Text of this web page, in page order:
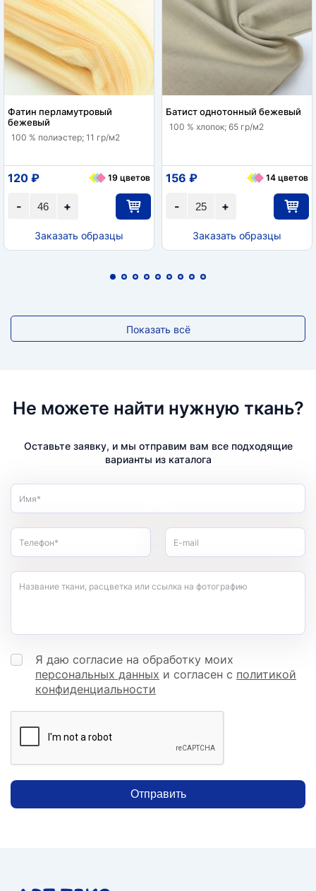
Фатин перламутровый
бежевый
100 % полиэстер; 11 гр/м2
+
-
120 ₽ 19 цветов
Заказать образцы
Батист однотонный бежевый
100 % хлопок; 65 гр/м2
+
-
156 ₽ 14 цветов
Заказать образцы
Показать всё
Не можете найти нужную ткань?
Оставьте заявку, и мы отправим вам все подходящие
варианты из каталога
Имя*
Телефон* E-mail
Название ткани, расцветка или ссылка на фотографию
Я даю согласие на обработку моих
персональных данных и согласен с политикой
конфиденциальности
Отправить